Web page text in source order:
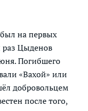
на первых
раз Цыденов
Погибшего
«Вахой» или
добровольцем
после того,